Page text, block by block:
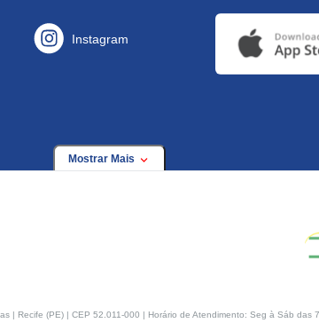
Instagram
Mostrar Mais
| Recife (PE) | CEP 52.011-000 | Horário de Atendimento: Seg à Sáb